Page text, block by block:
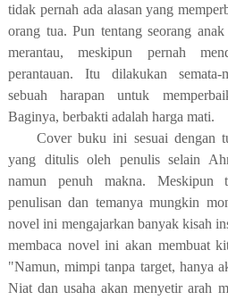
tidak pernah ada alasanyang
orang tua. Pun tentang seorang
merantau, meskipun pernah
perantauan. Itu dilakukan semata-
sebuah harapan untuk
Baginya, berbakti adalah harga mati.
Cover buku ini sesuai dengan
yang ditulis oleh penulis selain
namun penuh makna. Meskipun
penulisandan temanya mungkin
novel ini mengajarkan banyak kisah
membaca novel ini akan membuat
"Namun, mimpi tanpa target, hanya
Niat dan usaha akan menyetir arah